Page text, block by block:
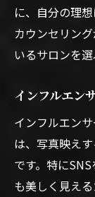
に、自分の理
カウンセリン
いるサロンを
インフルエン
インフルエン
は、写真映え
です。特に
も美しく見え